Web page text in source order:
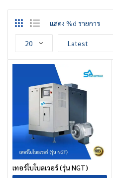
แสดง %d รายการ
เทอร์โบโบลเวอร์ (รุ่น NGT)